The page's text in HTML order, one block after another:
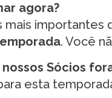
agora?
mais importantes
. Você
nossos Sócios
esta